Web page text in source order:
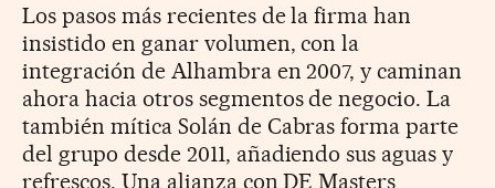
Los pasos más recientes de la firma han
insistido en ganar volumen, con la
integración de Alhambra en 2007, y caminan
ahora hacia otros segmentos de negocio. La
también mítica Solán de Cabras forma parte
del grupo desde 2011, añadiendo sus aguas y
refrescos. Una alianza con DE Masters